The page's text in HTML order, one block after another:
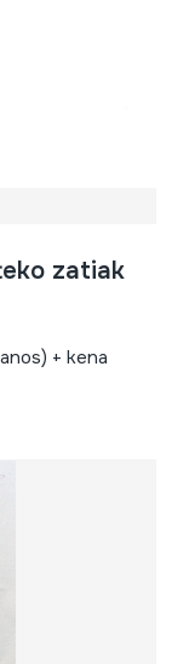
zatiak
+ kena